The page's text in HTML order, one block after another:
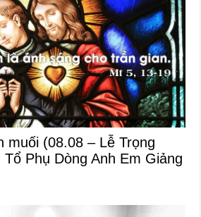
muối (08.08 – Lễ Trọng
Phụ Dòng Anh Em Giảng